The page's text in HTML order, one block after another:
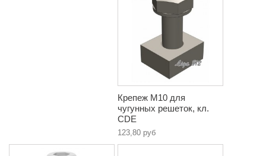
Крепеж М10 для
чугунных решеток, кл.
CDE
123,80 руб